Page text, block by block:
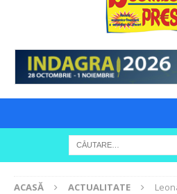
ACASĂ ACTUALITATE